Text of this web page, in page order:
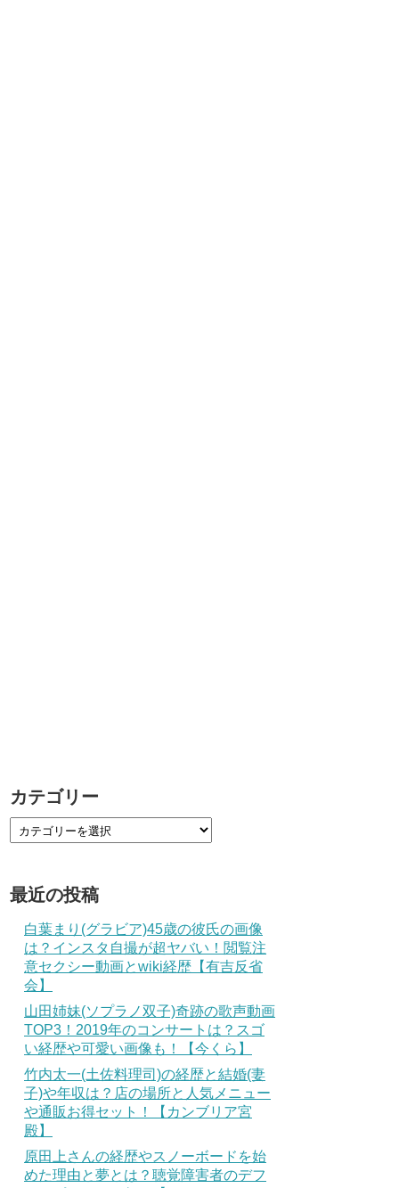
カテゴリー
最近の投稿
白葉まり(グラビア)45歳の彼氏の画像
は？インスタ自撮が超ヤバい！閲覧注
意セクシー動画とwiki経歴【有吉反省
会】
山田姉妹(ソプラノ双子)奇跡の歌声動画
TOP3！2019年のコンサートは？スゴ
い経歴や可愛い画像も！【今くら】
竹内太一(土佐料理司)の経歴と結婚(妻
子)や年収は？店の場所と人気メニュー
や通販お得セット！【カンブリア宮
殿】
原田上さんの経歴やスノーボードを始
めた理由と夢とは？聴覚障害者のデフ